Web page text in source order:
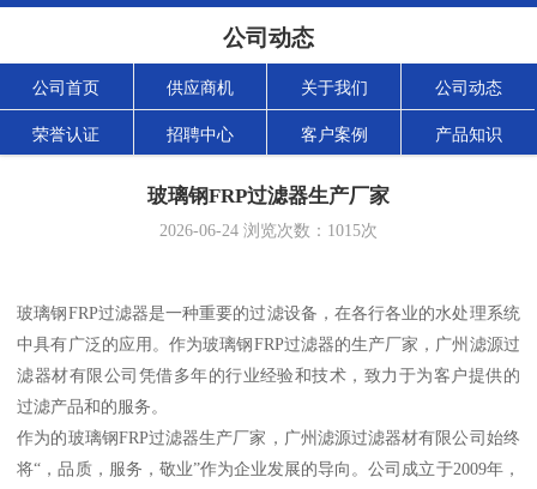
公司动态
公司首页 供应商机 关于我们 公司动态
荣誉认证 招聘中心 客户案例 产品知识
玻璃钢FRP过滤器生产厂家
2026-06-24 浏览次数： 1015次
玻璃钢FRP过滤器是一种重要的过滤设备，在各行各业的水处理系统
中具有广泛的应用。作为玻璃钢FRP过滤器的生产厂家，广州滤源过
滤器材有限公司凭借多年的行业经验和技术，致力于为客户提供的
过滤产品和的服务。
作为的玻璃钢FRP过滤器生产厂家，广州滤源过滤器材有限公司始终
将“，品质，服务，敬业”作为企业发展的导向。公司成立于2009年，